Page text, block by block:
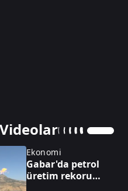
Ekonomi
Gabar'da petrol
üretim rekoru